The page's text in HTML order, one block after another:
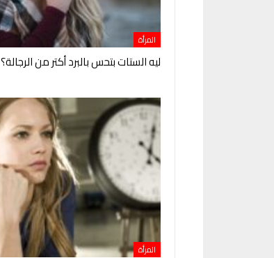
المرأة
ليه الستات بتحس بالبرد أكتر من الرجالة؟
المرأة